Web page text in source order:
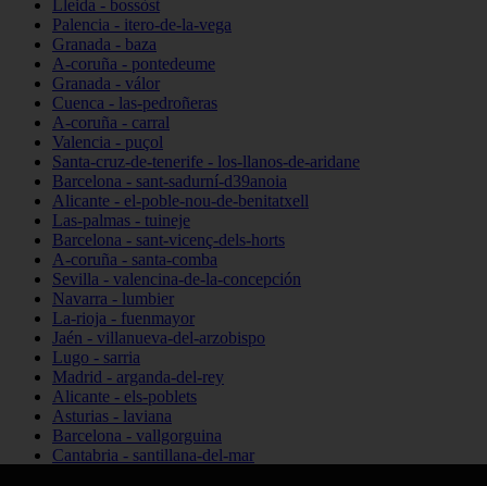
Lleida - bossòst
Palencia - itero-de-la-vega
Granada - baza
A-coruña - pontedeume
Granada - válor
Cuenca - las-pedroñeras
A-coruña - carral
Valencia - puçol
Santa-cruz-de-tenerife - los-llanos-de-aridane
Barcelona - sant-sadurní-d39anoia
Alicante - el-poble-nou-de-benitatxell
Las-palmas - tuineje
Barcelona - sant-vicenç-dels-horts
A-coruña - santa-comba
Sevilla - valencina-de-la-concepción
Navarra - lumbier
La-rioja - fuenmayor
Jaén - villanueva-del-arzobispo
Lugo - sarria
Madrid - arganda-del-rey
Alicante - els-poblets
Asturias - laviana
Barcelona - vallgorguina
Cantabria - santillana-del-mar